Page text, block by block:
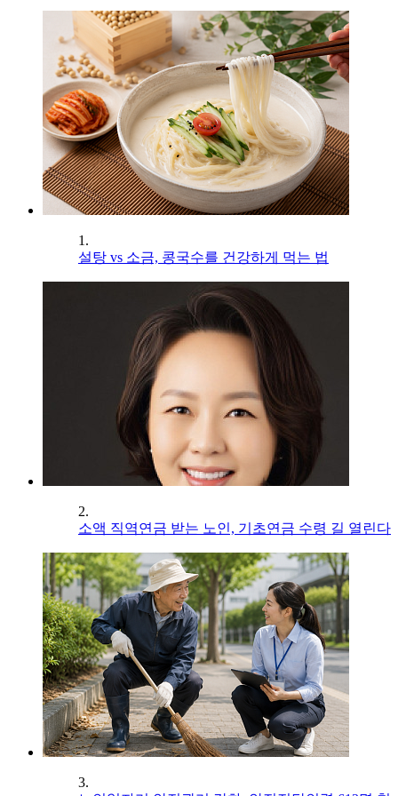
1.
설탕 vs 소금, 콩국수를 건강하게 먹는 법
2.
소액 직역연금 받는 노인, 기초연금 수령 길 열린다
3.